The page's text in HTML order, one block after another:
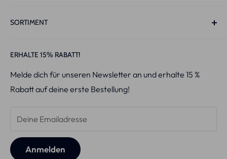
Live-Chat:
KvK: 86694952
BTW-id:NL864052753B01
Kontakt
Rücksendungen
Versandbedingungen
Geschäftsbedingungen
SORTIMENT
V34 x PAP+ Strips
PAP+ Whitening Pen™
Starter-Kit
Pro-LED Set™
Wangenhalter
ERHALTE 15% RABATT!
Melde dich für unseren Newsletter an und erhalte 15 %
Rabatt auf deine erste Bestellung!
Deine Emailadresse
Anmelden